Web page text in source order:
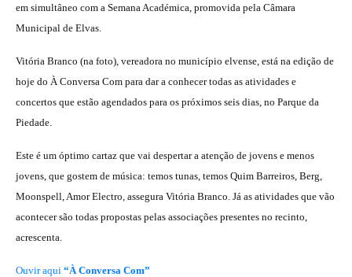
em simultâneo com a Semana Académica, promovida pela Câmara
Municipal de Elvas.
Vitória Branco (na foto), vereadora no município elvense, está na edição de
hoje do À Conversa Com para dar a conhecer todas as atividades e
concertos que estão agendados para os próximos seis dias, no Parque da
Piedade.
Este é um óptimo cartaz que vai despertar a atenção de jovens e menos
jovens, que gostem de música: temos tunas, temos Quim Barreiros, Berg,
Moonspell, Amor Electro, assegura Vitória Branco. Já as atividades que vão
acontecer são todas propostas pelas associações presentes no recinto,
acrescenta.
Ouvir aqui “À Conversa Com”